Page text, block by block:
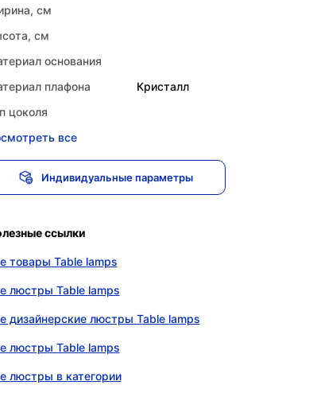
см
см
основания
плафона
Кристалл
цоколя
все
Индивидуальные параметры
ссылки
товары Table lamps
люстры Table lamps
дизайнерские люстры Table lamps
люстры Table lamps
люстры в категории